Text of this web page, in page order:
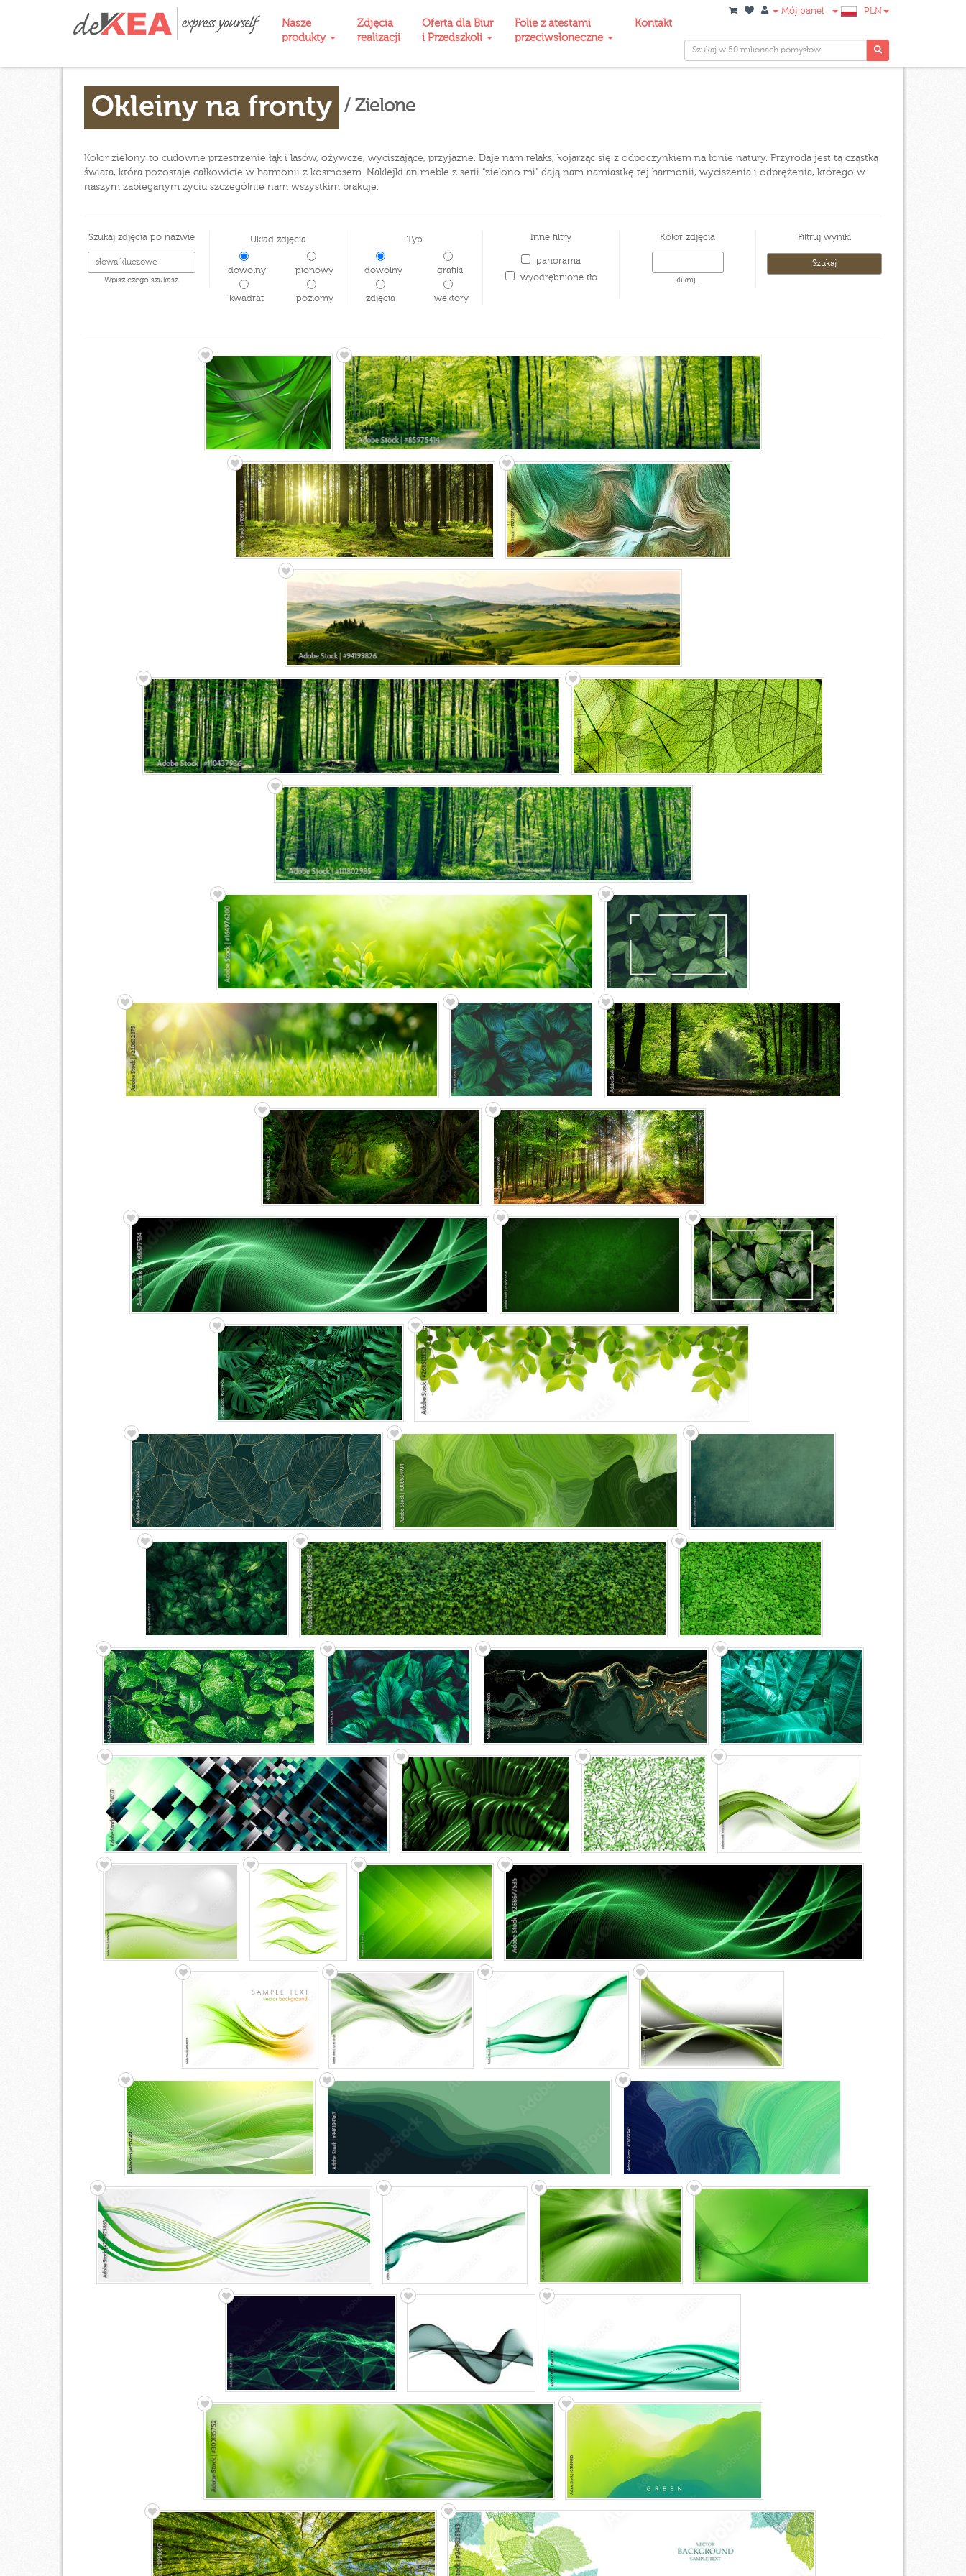
Nasze
produkty
Zdjęcia
realizacji
Oferta dla Biur
i Przedszkoli
Folie z atestami
przeciwsłoneczne
Kontakt
Mój panel PLN
Okleiny na fronty / Zielone
Kolor zielony to cudowne przestrzenie łąk i lasów, ożywcze, wyciszające, przyjazne. Daje nam relaks, kojarząc się z odpoczynkiem na łonie natury. Przyroda jest tą cząstką
świata, która pozostaje całkowicie w harmonii z kosmosem. Naklejki an meble z serii "zielono mi" dają nam namiastkę tej harmonii, wyciszenia i odprężenia, którego w
naszym zabieganym życiu szczególnie nam wszystkim brakuje.
Szukaj zdjęcia po nazwie
Wpisz czego szukasz
Układ zdjęcia
dowolny
kwadrat
pionowy
poziomy
Typ
dowolny
zdjęcia
grafiki
wektory
Inne filtry
panorama
wyodrębnione tło
Kolor zdjęcia
kliknij...
Filtruj wyniki